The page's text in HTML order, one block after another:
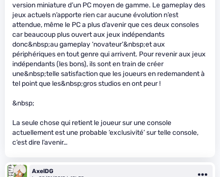
version miniature d’un PC moyen de gamme. Le gameplay des
jeux actuels n’apporte rien car aucune évolution n’est
attendue, même le PC a plus d’avenir que ces deux consoles
car beaucoup plus ouvert aux jeux indépendants
donc&nbsp;au gameplay ‘novateur’&nbsp;et aux
périphériques en tout genre qui arrivent. Pour revenir aux jeux
indépendants (les bons), ils sont en train de créer
une&nbsp;telle satisfaction que les joueurs en redemandent à
tel point que les&nbsp;gros studios en ont peur !
&nbsp;
La seule chose qui retient le joueur sur une console
actuellement est une probable ‘exclusivité’ sur telle console,
c’est dire l’avenir…
AxelDG